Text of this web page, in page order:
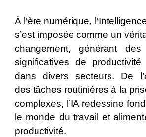
À l’ère numérique,
s’est imposée comme un
changement, générant des
significatives de productivité
dans divers secteurs. De
des tâches routinières à la
complexes, l’IA redessine
le monde du travail et
productivité.